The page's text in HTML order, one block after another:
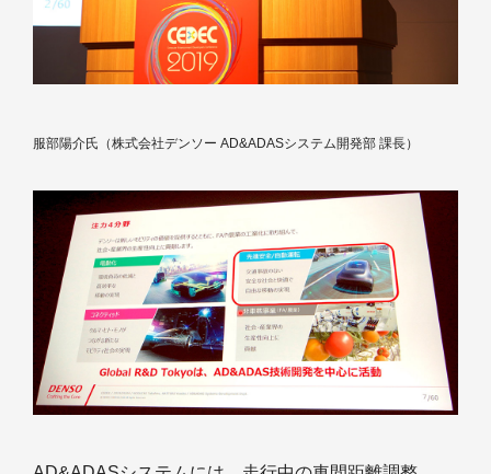
服部陽介氏（株式会社デンソー AD&ADASシステム開発部 課長）